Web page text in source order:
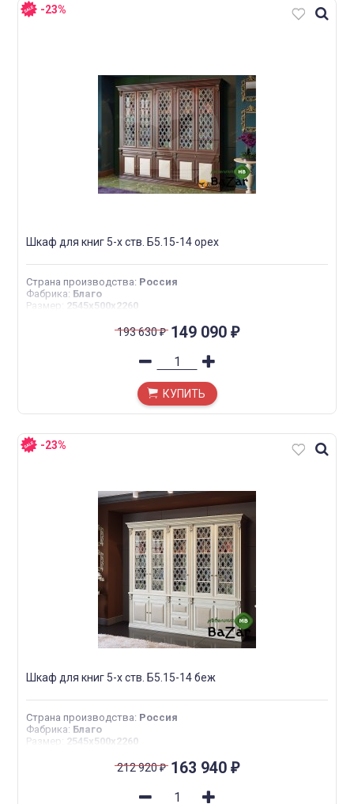
-23%
Шкаф для книг 5-х ств. Б5.15-14 орех
Страна производства: Россия
Фабрика: Благо
Размер : 2545х500х2260
193 630₽ 149 090 ₽
КУПИТЬ
-23%
Шкаф для книг 5-х ств. Б5.15-14 беж
Страна производства: Россия
Фабрика: Благо
Размер : 2545х500х2260
212 920₽ 163 940 ₽